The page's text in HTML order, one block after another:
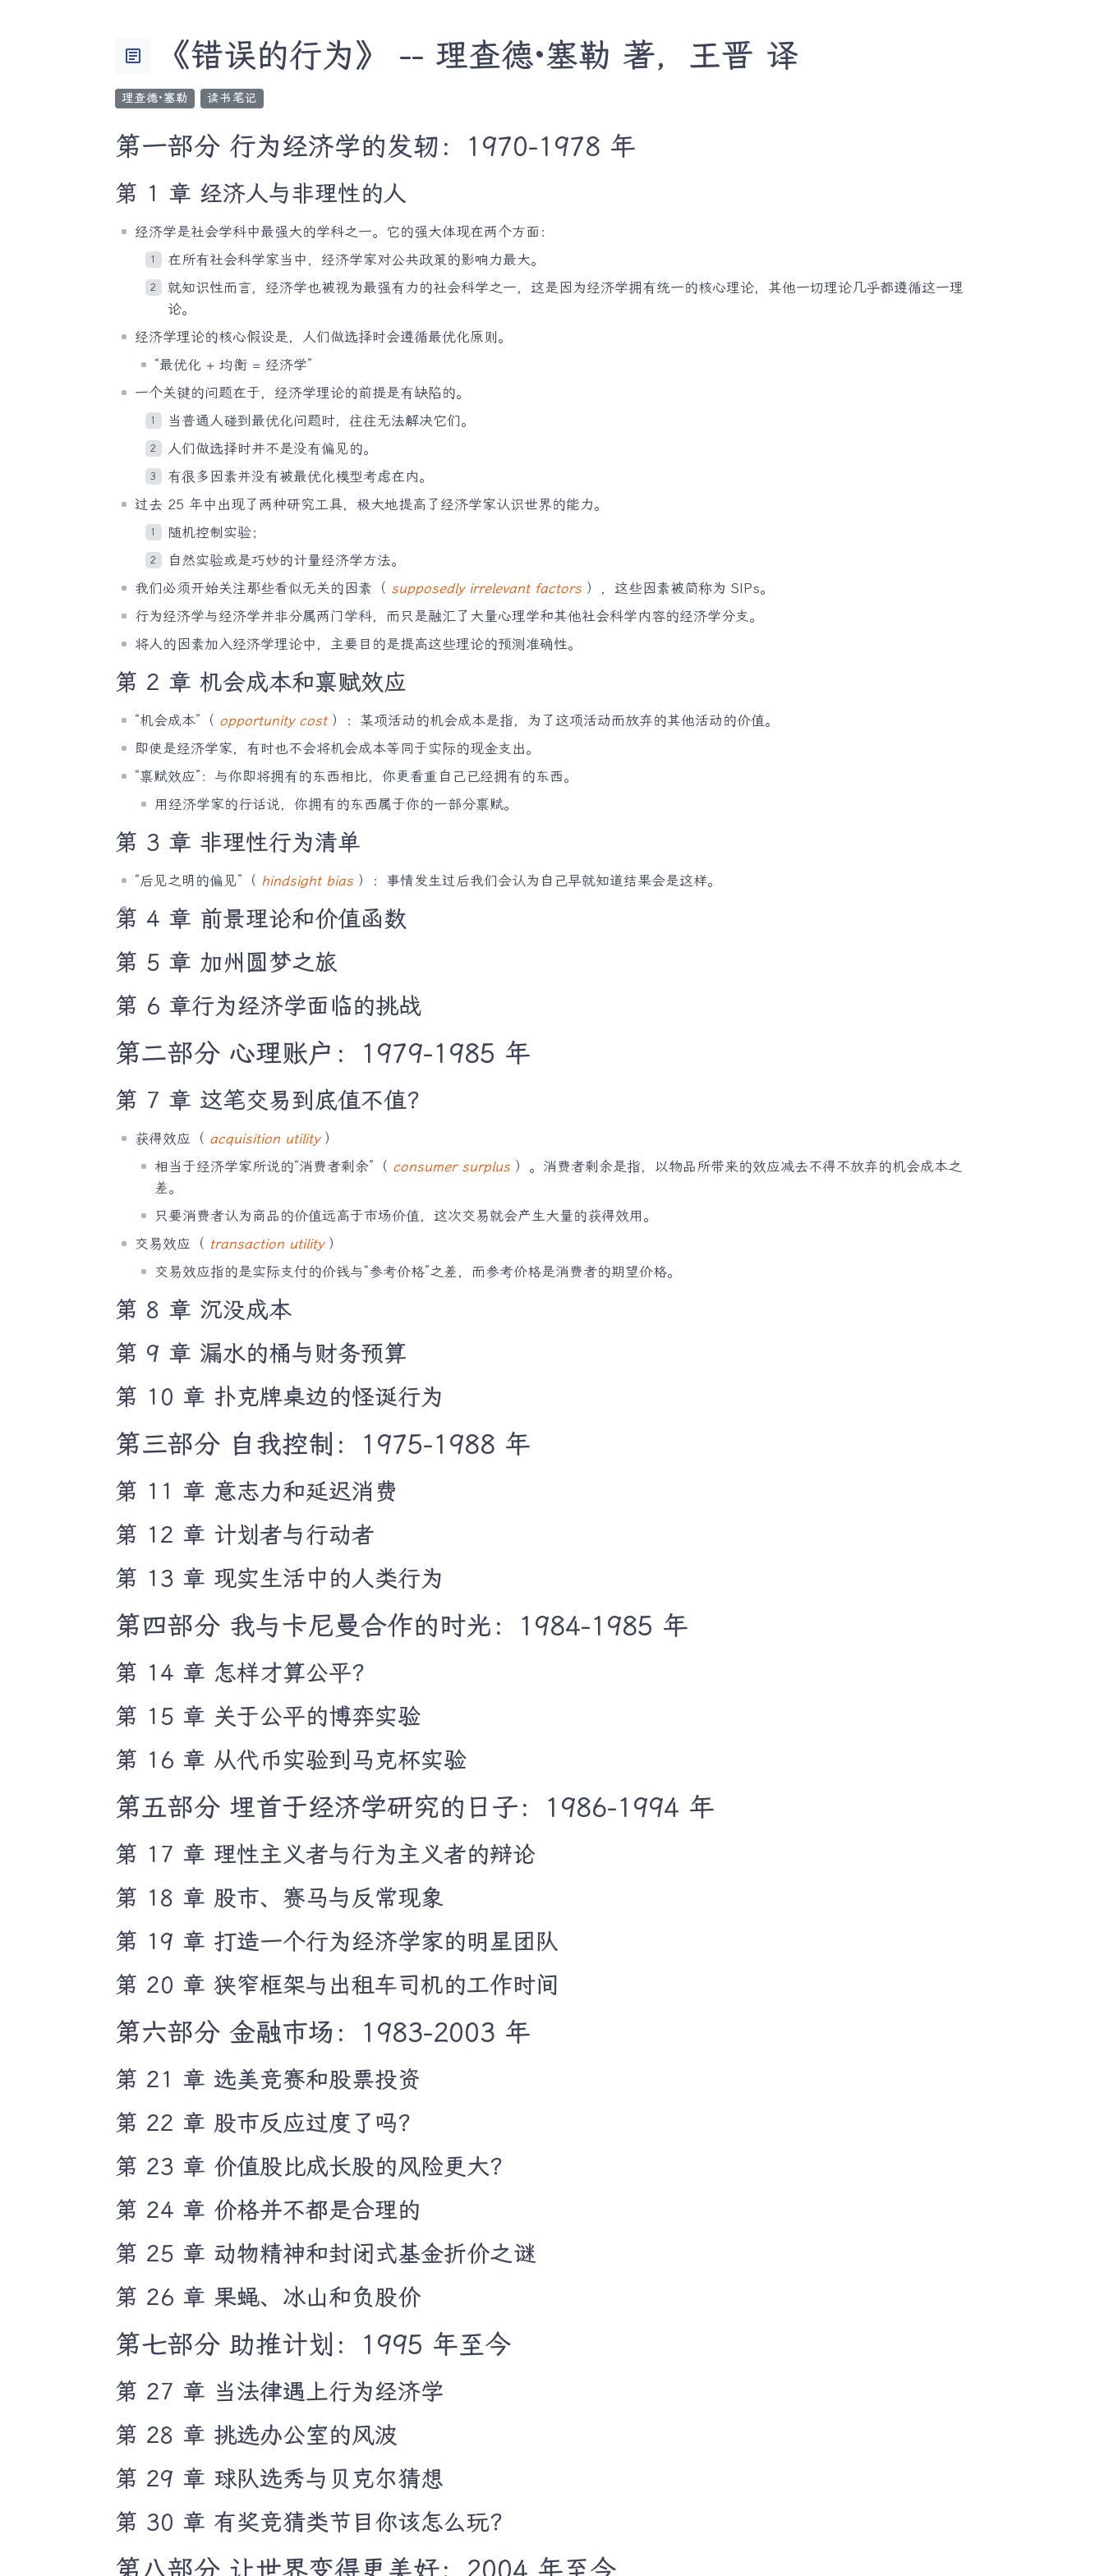
article 《错误的行为》 -- 理查德·塞勒 著，王晋 译
理查德·塞勒 读书笔记
第一部分 行为经济学的发轫：1970-1978 年
第 1 章 经济人与非理性的人
经济学是社会学科中最强大的学科之一。它的强大体现在两个方面：
在所有社会科学家当中，经济学家对公共政策的影响力最大。
就知识性而言，经济学也被视为最强有力的社会科学之一，这是因为经济学拥有统一的核心理论，其他一切理论几乎都遵循这一理
论。
经济学理论的核心假设是，人们做选择时会遵循最优化原则。
“最优化 + 均衡 = 经济学”
一个关键的问题在于，经济学理论的前提是有缺陷的。
当普通人碰到最优化问题时，往往无法解决它们。
人们做选择时并不是没有偏见的。
有很多因素并没有被最优化模型考虑在内。
过去 25 年中出现了两种研究工具，极大地提高了经济学家认识世界的能力。
随机控制实验；
自然实验或是巧妙的计量经济学方法。
我们必须开始关注那些看似无关的因素（ supposedly irrelevant factors），这些因素被简称为 SIPs。
行为经济学与经济学并非分属两门学科，而只是融汇了大量心理学和其他社会科学内容的经济学分支。
将人的因素加入经济学理论中，主要目的是提高这些理论的预测准确性。
第 2 章 机会成本和禀赋效应
“机会成本”（ opportunity cost）：某项活动的机会成本是指，为了这项活动而放弃的其他活动的价值。
即使是经济学家，有时也不会将机会成本等同于实际的现金支出。
“禀赋效应”：与你即将拥有的东西相比，你更看重自己已经拥有的东西。
用经济学家的行话说，你拥有的东西属于你的一部分禀赋。
第 3 章 非理性行为清单
“后见之明的偏见”（ hindsight bias）：事情发生过后我们会认为自己早就知道结果会是这样。
第 4 章 前景理论和价值函数
第 5 章 加州圆梦之旅
第 6 章行为经济学面临的挑战
第二部分 心理账户：1979-1985 年
第 7 章 这笔交易到底值不值？
获得效应（ acquisition utility）
相当于经济学家所说的“消费者剩余”（ consumer surplus）。消费者剩余是指，以物品所带来的效应减去不得不放弃的机会成本之
差。
只要消费者认为商品的价值远高于市场价值，这次交易就会产生大量的获得效用。
交易效应（ transaction utility）
交易效应指的是实际支付的价钱与“参考价格”之差，而参考价格是消费者的期望价格。
第 8 章 沉没成本
第 9 章 漏水的桶与财务预算
第 10 章 扑克牌桌边的怪诞行为
第三部分 自我控制：1975-1988 年
第 11 章 意志力和延迟消费
第 12 章 计划者与行动者
第 13 章 现实生活中的人类行为
第四部分 我与卡尼曼合作的时光：1984-1985 年
第 14 章 怎样才算公平？
第 15 章 关于公平的博弈实验
第 16 章 从代币实验到马克杯实验
第五部分 埋首于经济学研究的日子：1986-1994 年
第 17 章 理性主义者与行为主义者的辩论
第 18 章 股市、赛马与反常现象
第 19 章 打造一个行为经济学家的明星团队
第 20 章 狭窄框架与出租车司机的工作时间
第六部分 金融市场：1983-2003 年
第 21 章 选美竞赛和股票投资
第 22 章 股市反应过度了吗？
第 23 章 价值股比成长股的风险更大？
第 24 章 价格并不都是合理的
第 25 章 动物精神和封闭式基金折价之谜
第 26 章 果蝇、冰山和负股价
第七部分 助推计划：1995 年至今
第 27 章 当法律遇上行为经济学
第 28 章 挑选办公室的风波
第 29 章 球队选秀与贝克尔猜想
第 30 章 有奖竞猜类节目你该怎么玩？
第八部分 让世界变得更美好：2004 年至今